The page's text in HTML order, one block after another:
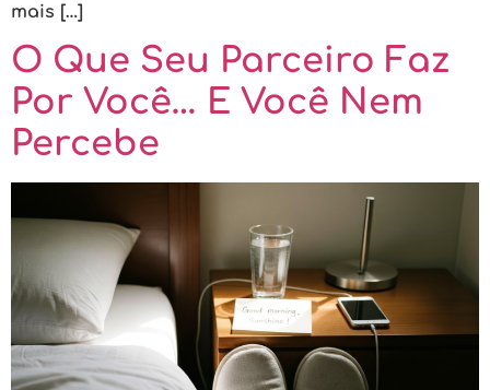
mais […]
O Que Seu Parceiro Faz
Por Você… E Você Nem
Percebe